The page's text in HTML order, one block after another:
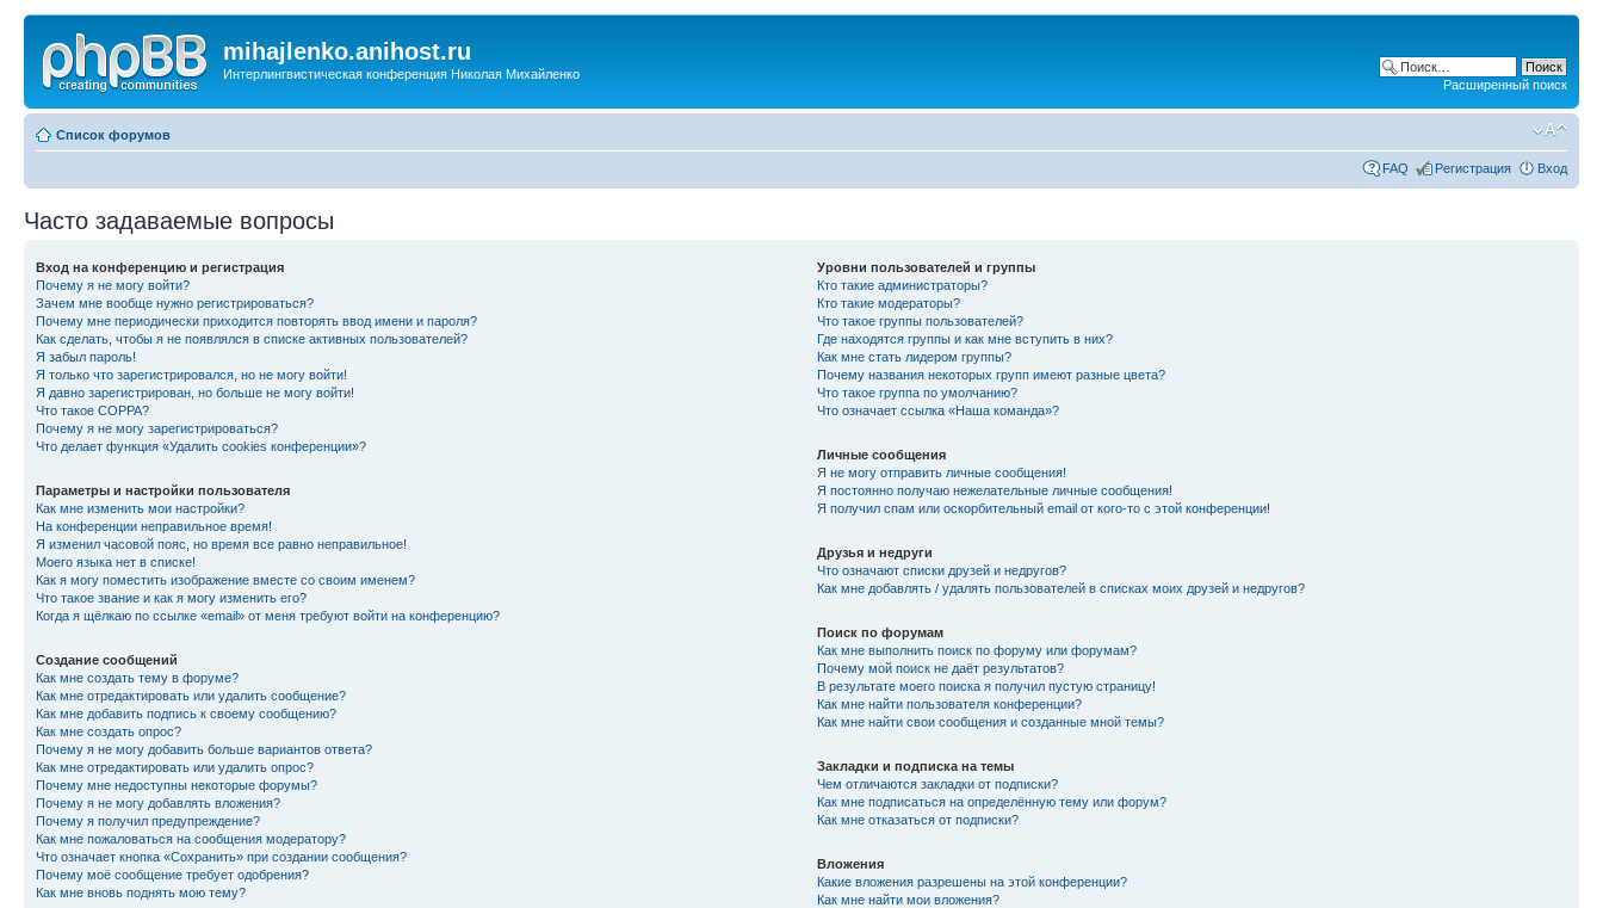
mihajlenko.anihost.ru
Интерлингвистическая конференция Николая Михайленко
Расширенный поиск
Список форумов
FAQ Регистрация Вход
Часто задаваемые вопросы
Вход на конференцию и регистрация
Почему я не могу войти?
Зачем мне вообще нужно регистрироваться?
Почему мне периодически приходится повторять ввод имени и пароля?
Как сделать, чтобы я не появлялся в списке активных пользователей?
Я забыл пароль!
Я только что зарегистрировался, но не могу войти!
Я давно зарегистрирован, но больше не могу войти!
Что такое COPPA?
Почему я не могу зарегистрироваться?
Что делает функция «Удалить cookies конференции»?
Параметры и настройки пользователя
Как мне изменить мои настройки?
На конференции неправильное время!
Я изменил часовой пояс, но время все равно неправильное!
Моего языка нет в списке!
Как я могу поместить изображение вместе со своим именем?
Что такое звание и как я могу изменить его?
Когда я щёлкаю по ссылке «email» от меня требуют войти на конференцию?
Создание сообщений
Как мне создать тему в форуме?
Как мне отредактировать или удалить сообщение?
Как мне добавить подпись к своему сообщению?
Как мне создать опрос?
Почему я не могу добавить больше вариантов ответа?
Как мне отредактировать или удалить опрос?
Почему мне недоступны некоторые форумы?
Почему я не могу добавлять вложения?
Почему я получил предупреждение?
Как мне пожаловаться на сообщения модератору?
Что означает кнопка «Сохранить» при создании сообщения?
Почему моё сообщение требует одобрения?
Как мне вновь поднять мою тему?
Уровни пользователей и группы
Кто такие администраторы?
Кто такие модераторы?
Что такое группы пользователей?
Где находятся группы и как мне вступить в них?
Как мне стать лидером группы?
Почему названия некоторых групп имеют разные цвета?
Что такое группа по умолчанию?
Что означает ссылка «Наша команда»?
Личные сообщения
Я не могу отправить личные сообщения!
Я постоянно получаю нежелательные личные сообщения!
Я получил спам или оскорбительный email от кого-то с этой конференции!
Друзья и недруги
Что означают списки друзей и недругов?
Как мне добавлять / удалять пользователей в списках моих друзей и недругов?
Поиск по форумам
Как мне выполнить поиск по форуму или форумам?
Почему мой поиск не даёт результатов?
В результате моего поиска я получил пустую страницу!
Как мне найти пользователя конференции?
Как мне найти свои сообщения и созданные мной темы?
Закладки и подписка на темы
Чем отличаются закладки от подписки?
Как мне подписаться на определённую тему или форум?
Как мне отказаться от подписки?
Вложения
Какие вложения разрешены на этой конференции?
Как мне найти мои вложения?